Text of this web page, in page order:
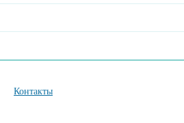
Контакты